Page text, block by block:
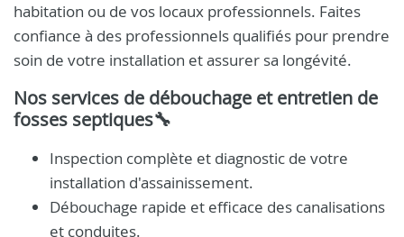
habitation ou de vos locaux professionnels. Faites
confiance à des professionnels qualifiés pour prendre
soin de votre installation et assurer sa longévité.
Nos services de débouchage et entretien de
fosses septiques🔧
Inspection complète et diagnostic de votre
installation d'assainissement.
Débouchage rapide et efficace des canalisations
et conduites.